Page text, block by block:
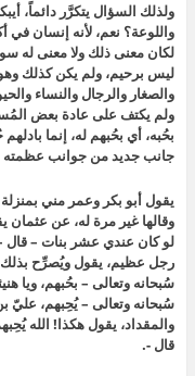
ولذلك السؤال يتكرَّر دائماً،
واللوعة؟ نعم، لأنه إنسان في
لكان معنى ذلك ولا معنى له
ليس برحيم، ولم يكن كذلك وهو
والصغار والرجال والنساء
ولم يكتف على عادة بعض
بحُبه، أي بحُبهم له، إنما
جانب جديد من جوانب عظمته
يقول أبو بكر وعمر مني
وقالها غير مرة له، عن
لو كان عندي عشر بنات – قال –
رجل عظيم، يقول ويُصرِّح
سُبحانه وتعالى – بحُبهم، ويا
سُبحانه وتعالى – يُحِبهم، عليّ
والمقداد، يقول هكذا! الله
قال -.